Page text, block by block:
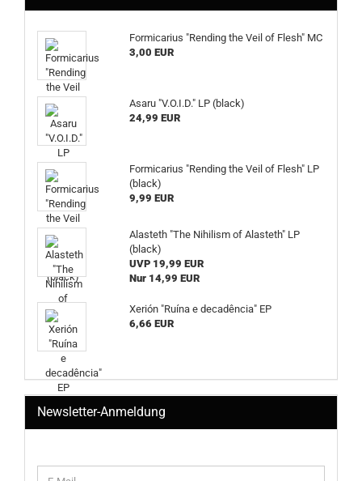
Formicarius "Rending the Veil of Flesh" MC
3,00 EUR
Asaru "V.O.I.D." LP (black)
24,99 EUR
Formicarius "Rending the Veil of Flesh" LP
(black)
9,99 EUR
Alasteth "The Nihilism of Alasteth" LP
(black)
UVP 19,99 EUR
Nur 14,99 EUR
Xerión "Ruína e decadência" EP
6,66 EUR
Newsletter-Anmeldung